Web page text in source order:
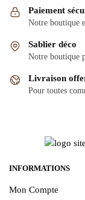
Paiement
Notre boutique
Sablier déco
Notre boutique
Livraison
Pour toutes
INFORMATIONS
Mon Compte